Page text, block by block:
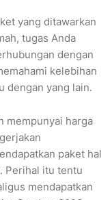
yang ditawarkan
tugas Anda
dengan
kelebihan
dengan yang lain.
mempunyai harga
paket hal
Perihal itu tentu
mendapatkan